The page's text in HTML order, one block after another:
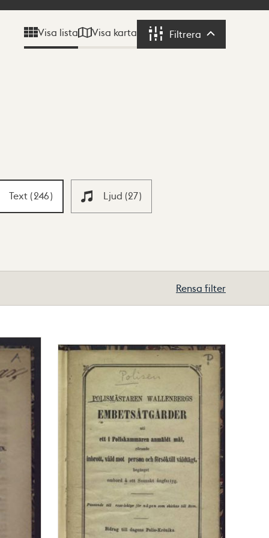
Visa lista Visa karta Filtrera Filtrera
Text (246) Ljud (27)
Rensa filter